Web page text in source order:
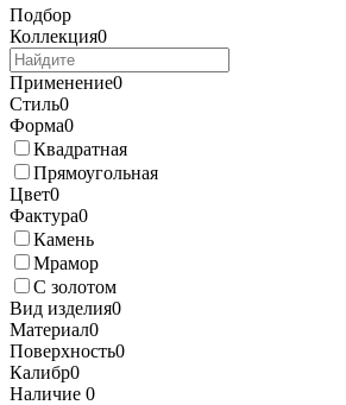
Подбор
Коллекция0
Применение0
Стиль0
Форма0
Квадратная
Прямоугольная
Цвет0
Фактура0
Камень
Мрамор
С золотом
Вид изделия0
Материал0
Поверхность0
Калибр0
Наличие 0